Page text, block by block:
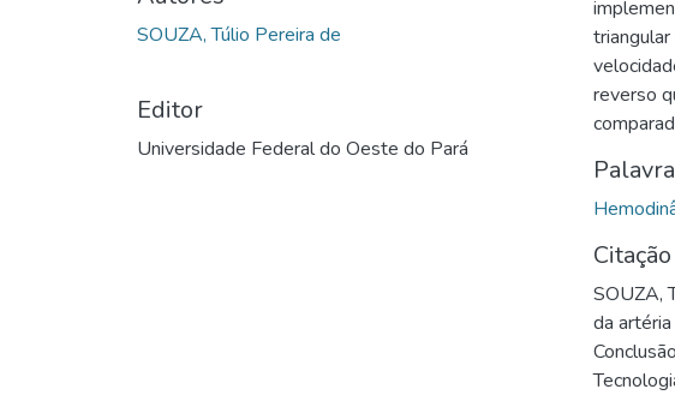
SOUZA, Túlio Pereira de
Editor
Universidade Federal do Oeste do Pará
reverso
Citação
SOUZA,
da